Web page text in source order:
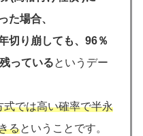
た場合、
切り崩しても、96％
っているというデー
では高い確率で半永
るということです。